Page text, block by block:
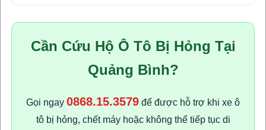
Cần Cứu Hộ Ô Tô Bị Hỏng Tại
Quảng Bình?
Gọi ngay 0868.15.3579 để được hỗ trợ khi xe ô
tô bị hỏng, chết máy hoặc không thể tiếp tục di